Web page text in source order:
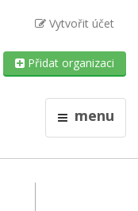
Vytvořit účet
Přidat organizaci
menu